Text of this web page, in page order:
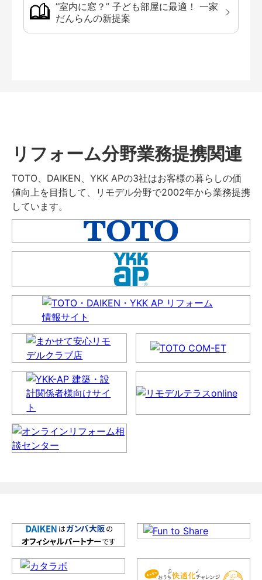
”室内に窓？” 子ども部屋に最適！ 一家
だんらんの新提案
リフォーム分野業務提携関連
TOTO、DAIKEN、YKK APの3社はお客様の暮らしの価
値向上を目指して、リモデル分野で2002年から業務提携
しています。